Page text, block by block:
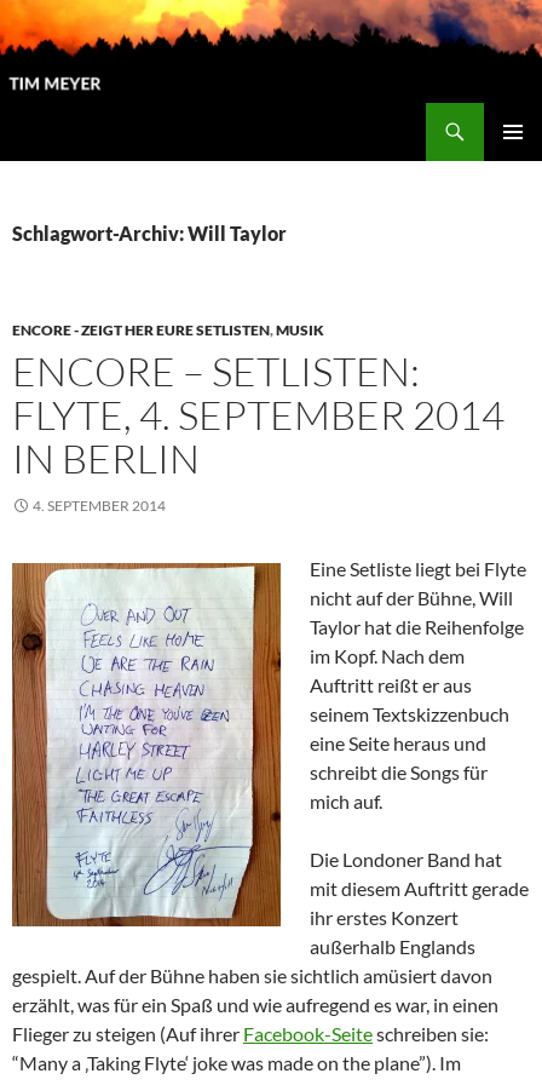
Zum
Inhalt
springen
Schlagwort-Archiv: Will Taylor
ENCORE - ZEIGT HER EURE SETLISTEN,MUSIK
ENCORE – SETLISTEN:
FLYTE, 4. SEPTEMBER 2014
IN BERLIN
4. SEPTEMBER 2014
Eine Setliste liegt bei Flyte
nicht auf der Bühne, Will
Taylor hat die Reihenfolge
im Kopf. Nach dem
Auftritt reißt er aus
seinem Textskizzenbuch
eine Seite heraus und
schreibt die Songs für
mich auf.
Die Londoner Band hat
mit diesem Auftritt gerade
ihr erstes Konzert
außerhalb Englands
gespielt. Auf der Bühne haben sie sichtlich amüsiert davon
erzählt, was für ein Spaß und wie aufregend es war, in einen
Flieger zu steigen (Auf ihrer Facebook-Seiteschreiben sie:
“Many a ‚Taking Flyte‘ joke was made on the plane”). Im